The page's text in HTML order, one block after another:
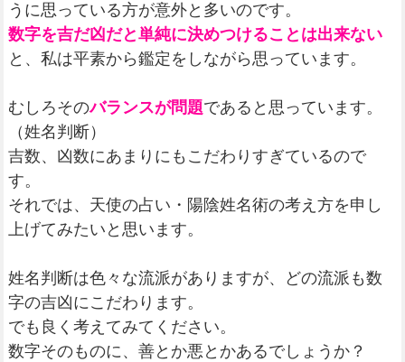
うに思っている方が意外と多いのです。
数字を吉だ凶だと単純に決めつけることは出来ない
と、私は平素から鑑定をしながら思っています。
むしろそのバランスが問題であると思っています。
（姓名判断）
吉数、凶数にあまりにもこだわりすぎているので
す。
それでは、天使の占い・陽陰姓名術の考え方を申し
上げてみたいと思います。
姓名判断は色々な流派がありますが、どの流派も数
字の吉凶にこだわります。
でも良く考えてみてください。
数字そのものに、善とか悪とかあるでしょうか？